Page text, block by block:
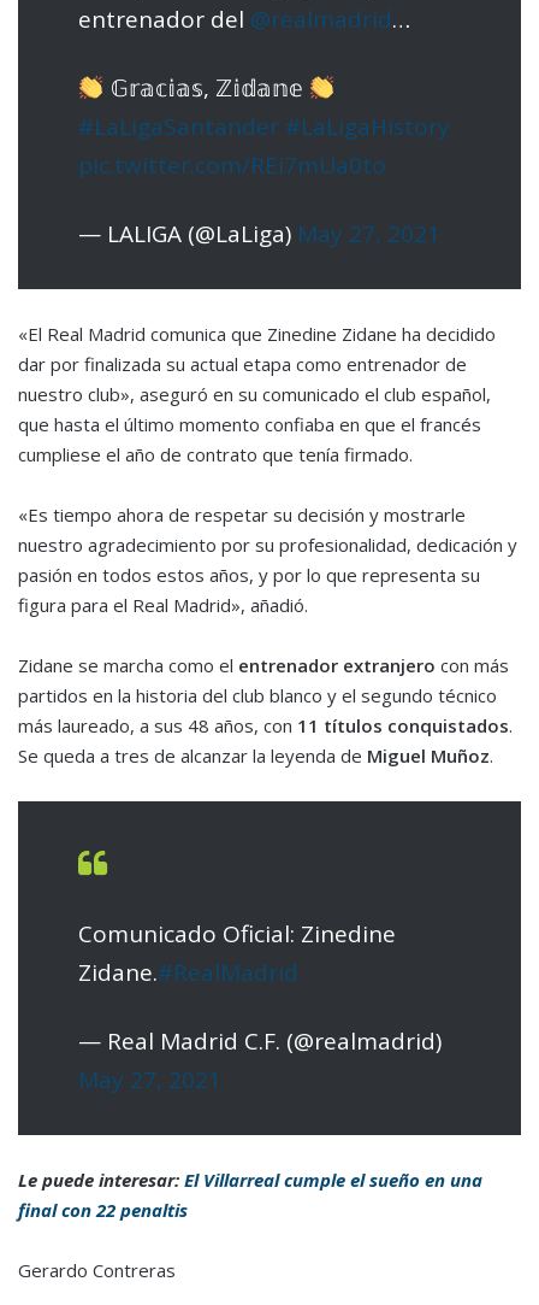
entrenador del @realmadrid…
𝔾𝕣𝕒𝕔𝕚𝕒𝕤, ℤ𝕚𝕕𝕒𝕟𝕖
#LaLigaSantander #LaLigaHistory
pic.twitter.com/REi7mUa0to
— LALIGA (@LaLiga) May 27, 2021
«El Real Madrid comunica que Zinedine Zidane ha decidido
dar por finalizada su actual etapa como entrenador de
nuestro club», aseguró en su comunicado el club español,
que hasta el último momento confiaba en que el francés
cumpliese el año de contrato que tenía firmado.
«Es tiempo ahora de respetar su decisión y mostrarle
nuestro agradecimiento por su profesionalidad, dedicación y
pasión en todos estos años, y por lo que representa su
figura para el Real Madrid», añadió.
Zidane se marcha como el entrenador extranjero con más
partidos en la historia del club blanco y el segundo técnico
más laureado, a sus 48 años, con 11 títulos conquistados.
Se queda a tres de alcanzar la leyenda de Miguel Muñoz.
Comunicado Oficial: Zinedine
Zidane.#RealMadrid
— Real Madrid C.F. (@realmadrid)
May 27, 2021
Le puede interesar: El Villarreal cumple el sueño en una
final con 22 penaltis
Gerardo Contreras